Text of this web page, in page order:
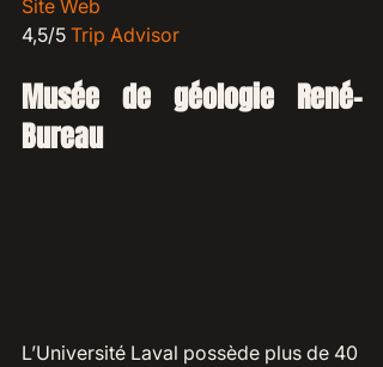
Site Web
4,5/5 Trip Advisor
Musée de géologie René-
Bureau
L’Université Laval possède plus de 40